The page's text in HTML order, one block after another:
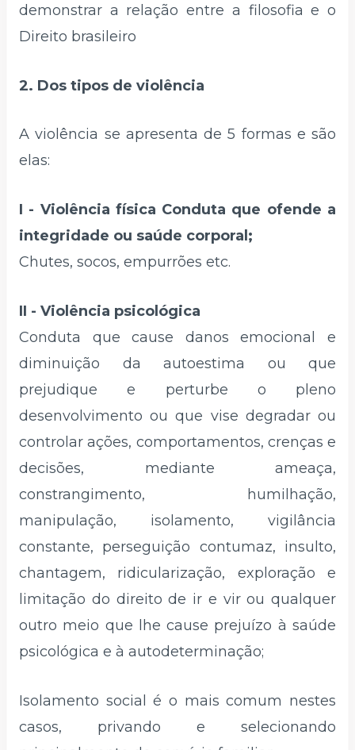
demonstrar a relação entre a filosofia e o
Direito brasileiro
2. Dos tipos de violência
A violência se apresenta de 5 formas e são
elas:
I - Violência física Conduta que ofende a
integridade ou saúde corporal;
Chutes, socos, empurrões etc.
II - Violência psicológica
Conduta que cause danos emocional e
diminuição da autoestima ou que
prejudique e perturbe o pleno
desenvolvimento ou que vise degradar ou
controlar ações, comportamentos, crenças e
decisões, mediante ameaça,
constrangimento, humilhação,
manipulação, isolamento, vigilância
constante, perseguição contumaz, insulto,
chantagem, ridicularização, exploração e
limitação do direito de ir e vir ou qualquer
outro meio que lhe cause prejuízo à saúde
psicológica e à autodeterminação;
Isolamento social é o mais comum nestes
casos, privando e selecionando